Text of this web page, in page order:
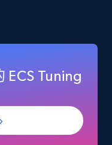
date,
App url, and
ECS Tuning